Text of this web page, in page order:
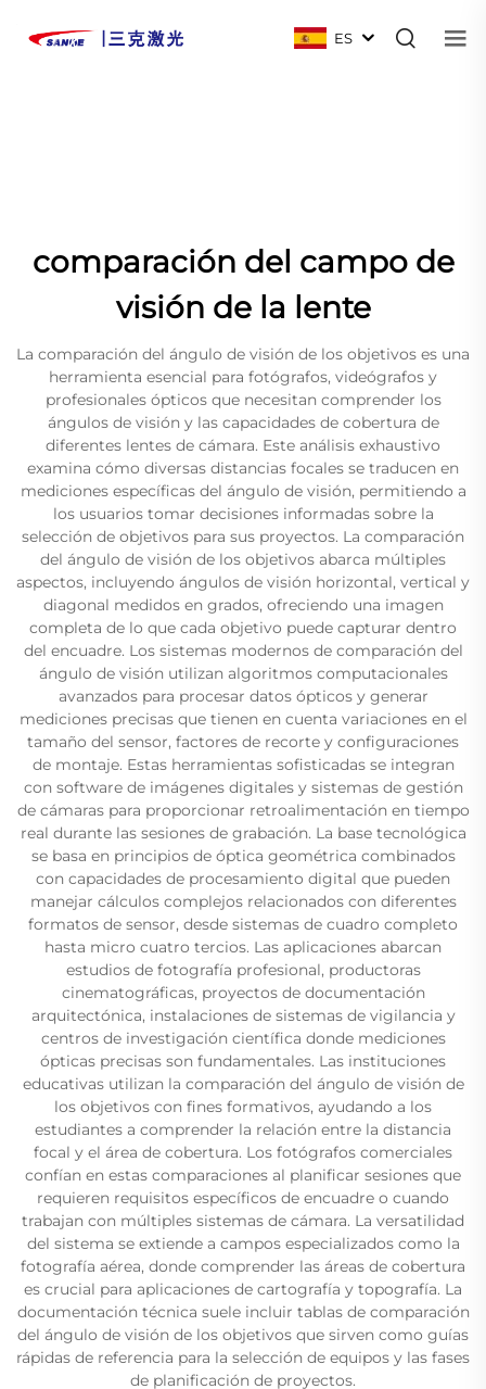
ES
comparación del campo de
visión de la lente
La comparación del ángulo de visión de los objetivos es una
herramienta esencial para fotógrafos, videógrafos y
profesionales ópticos que necesitan comprender los
ángulos de visión y las capacidades de cobertura de
diferentes lentes de cámara. Este análisis exhaustivo
examina cómo diversas distancias focales se traducen en
mediciones específicas del ángulo de visión, permitiendo a
los usuarios tomar decisiones informadas sobre la
selección de objetivos para sus proyectos. La comparación
del ángulo de visión de los objetivos abarca múltiples
aspectos, incluyendo ángulos de visión horizontal, vertical y
diagonal medidos en grados, ofreciendo una imagen
completa de lo que cada objetivo puede capturar dentro
del encuadre. Los sistemas modernos de comparación del
ángulo de visión utilizan algoritmos computacionales
avanzados para procesar datos ópticos y generar
mediciones precisas que tienen en cuenta variaciones en el
tamaño del sensor, factores de recorte y configuraciones
de montaje. Estas herramientas sofisticadas se integran
con software de imágenes digitales y sistemas de gestión
de cámaras para proporcionar retroalimentación en tiempo
real durante las sesiones de grabación. La base tecnológica
se basa en principios de óptica geométrica combinados
con capacidades de procesamiento digital que pueden
manejar cálculos complejos relacionados con diferentes
formatos de sensor, desde sistemas de cuadro completo
hasta micro cuatro tercios. Las aplicaciones abarcan
estudios de fotografía profesional, productoras
cinematográficas, proyectos de documentación
arquitectónica, instalaciones de sistemas de vigilancia y
centros de investigación científica donde mediciones
ópticas precisas son fundamentales. Las instituciones
educativas utilizan la comparación del ángulo de visión de
los objetivos con fines formativos, ayudando a los
estudiantes a comprender la relación entre la distancia
focal y el área de cobertura. Los fotógrafos comerciales
confían en estas comparaciones al planificar sesiones que
requieren requisitos específicos de encuadre o cuando
trabajan con múltiples sistemas de cámara. La versatilidad
del sistema se extiende a campos especializados como la
fotografía aérea, donde comprender las áreas de cobertura
es crucial para aplicaciones de cartografía y topografía. La
documentación técnica suele incluir tablas de comparación
del ángulo de visión de los objetivos que sirven como guías
rápidas de referencia para la selección de equipos y las fases
de planificación de proyectos.